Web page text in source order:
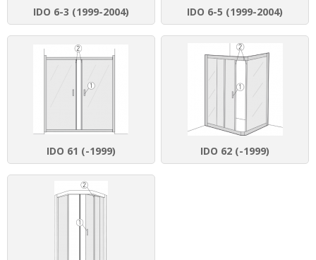
IDO 6-3 (1999-2004) IDO 6-5 (1999-2004)
IDO 61 (-1999) IDO 62 (-1999)